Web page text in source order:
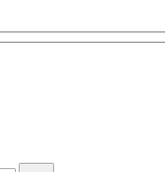
материалы.
уровень сервиса.
в любом пространстве.